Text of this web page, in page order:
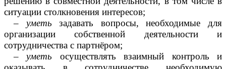
ситуации столкновения интересов;
– уметь задавать вопросы, необходимые для
организации собственной деятельности и
сотрудничества с партнёром;
–уметь осуществлять взаимный контроль и